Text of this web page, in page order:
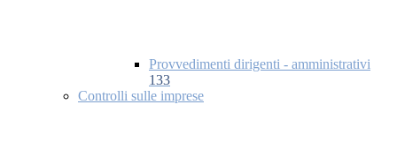
Provvedimenti dirigenti - amministrativi
133
Controlli sulle imprese